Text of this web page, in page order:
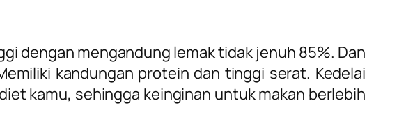
dengan mengandung lemak tidak jenuh 85%. Dan
kandungan protein dan tinggi serat. Kedelai
kamu, sehingga keinginan untuk makan berlebih